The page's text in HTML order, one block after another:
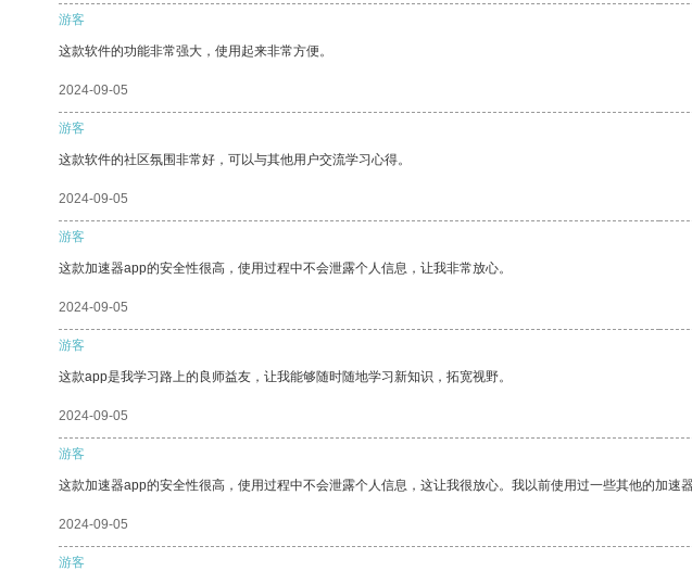
游客
这款软件的功能非常强大，使用起来非常方便。
2024-09-05
游客
这款软件的社区氛围非常好，可以与其他用户交流学习心得。
2024-09-05
游客
这款加速器app的安全性很高，使用过程中不会泄露个人信息，让我非常放心。
2024-09-05
游客
这款app是我学习路上的良师益友，让我能够随时随地学习新知识，拓宽视野。
2024-09-05
游客
这款加速器app的安全性很高，使用过程中不会泄露个人信息，这让我很放心。我以前使用过一些其他的加速
2024-09-05
游客